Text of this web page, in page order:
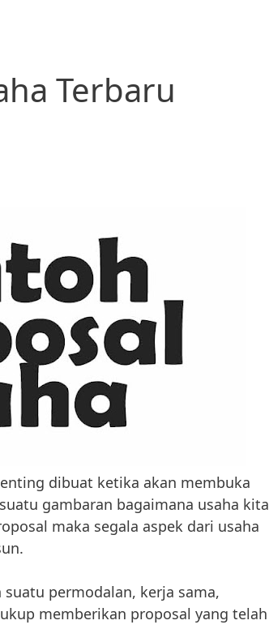
Terbaru
dibuat ketika akan membuka
gambaran bagaimana usaha kita
maka segala aspek dari usaha
permodalan, kerja sama,
memberikan proposal yang telah